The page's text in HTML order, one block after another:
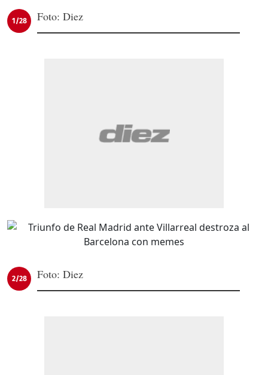
1/28 Foto: Diez
2/28 Foto: Diez